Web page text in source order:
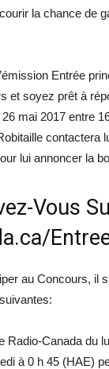
la chance de
Entrée
et soyez prêt à
mai 2017 entre
contactera
lui annoncer la
Vous
au Concours, il
Radio-Canada du
à 0 h 45 (HAE)